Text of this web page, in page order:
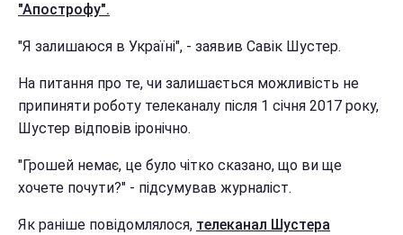
"Апострофу".
"Я залишаюся в Україні", - заявив Савік Шустер.
На питання про те, чи залишається можливість не
припиняти роботу телеканалу після 1 січня 2017 року,
Шустер відповів іронічно.
"Грошей немає, це було чітко сказано, що ви ще
хочете почути?" - підсумував журналіст.
Як раніше повідомлялося, телеканал Шустера